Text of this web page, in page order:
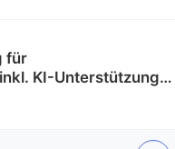
für
KI-Unterstützung